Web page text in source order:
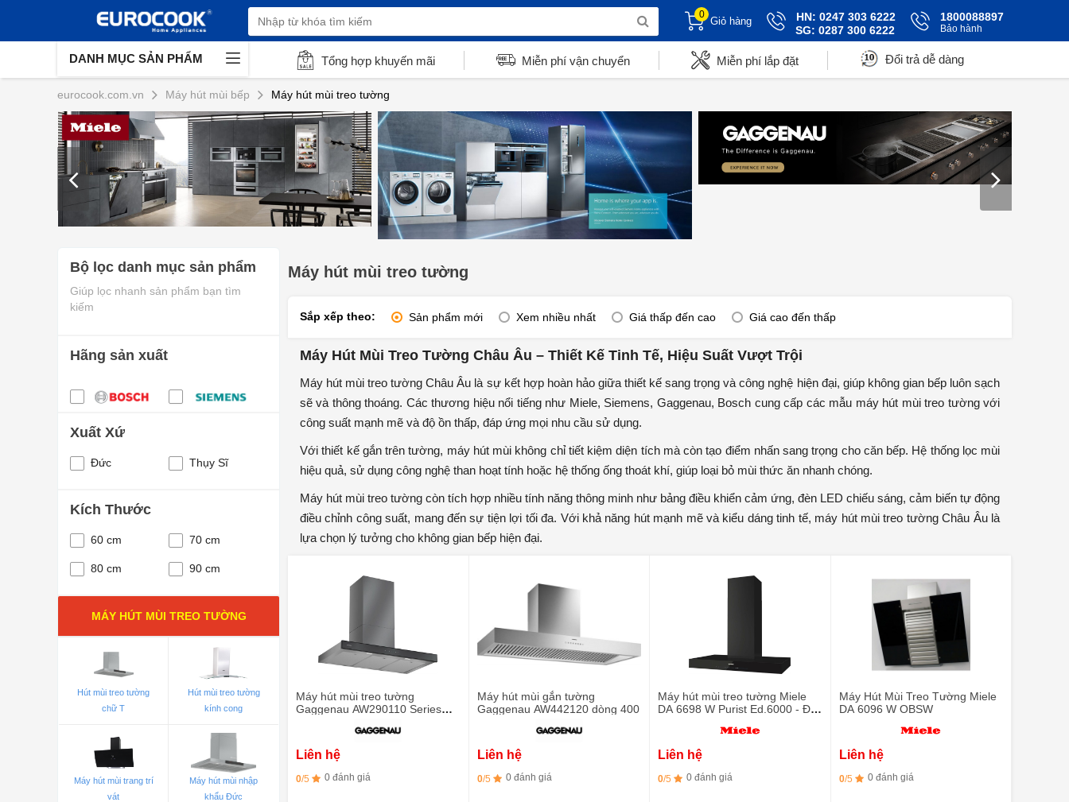
0
Giỏ hàng
HN: 0247 303 6222
SG: 0287 300 6222
1800088897
Bảo hành
DANH MỤC SẢN PHẨM Tổng hợp khuyến mãi Miễn phí vận chuyển Miễn phí lắp đặt Đổi trả dễ dàng
eurocook.com.vn Máy hút mùi bếp Máy hút mùi treo tường
Bộ lọc danh mục sản phẩm
Giúp lọc nhanh sản phẩm bạn tìm
kiếm
Hãng sản xuất
Xuất Xứ
Đức Thụy Sĩ
Kích Thước
60 cm 70 cm
80 cm 90 cm
MÁY HÚT MÙI TREO TƯỜNG
Hút mùi treo tường
chữ T
Hút mùi treo tường
kính cong
Máy hút mùi trang trí
vát
Máy hút mùi nhập
khẩu Đức
Máy hút mùi treo tường
Sắp xếp theo: Sản phẩm mới Xem nhiều nhất Giá thấp đến cao Giá cao đến thấp
Máy Hút Mùi Treo Tường Châu Âu – Thiết Kế Tinh Tế, Hiệu Suất Vượt Trội
Máy hút mùi treo tường Châu Âu là sự kết hợp hoàn hảo giữa thiết kế sang trọng và công nghệ hiện đại, giúp không gian bếp luôn sạch
sẽ và thông thoáng. Các thương hiệu nổi tiếng như Miele, Siemens, Gaggenau, Bosch cung cấp các mẫu máy hút mùi treo tường với
công suất mạnh mẽ và độ ồn thấp, đáp ứng mọi nhu cầu sử dụng.
Với thiết kế gắn trên tường, máy hút mùi không chỉ tiết kiệm diện tích mà còn tạo điểm nhấn sang trọng cho căn bếp. Hệ thống lọc mùi
hiệu quả, sử dụng công nghệ than hoạt tính hoặc hệ thống ống thoát khí, giúp loại bỏ mùi thức ăn nhanh chóng.
Máy hút mùi treo tường còn tích hợp nhiều tính năng thông minh như bảng điều khiển cảm ứng, đèn LED chiếu sáng, cảm biến tự động
điều chỉnh công suất, mang đến sự tiện lợi tối đa. Với khả năng hút mạnh mẽ và kiểu dáng tinh tế, máy hút mùi treo tường Châu Âu là
lựa chọn lý tưởng cho không gian bếp hiện đại.
Máy hút mùi treo tường
Gaggenau AW290110 Series
Liên hệ
0/5 0 đánh giá
Máy hút mùi gắn tường
Gaggenau AW442120 dòng 400
Liên hệ
0/5 0 đánh giá
Máy hút mùi treo tường Miele
DA 6698 W Purist Ed.6000 - Đá
Liên hệ
0/5 0 đánh giá
Máy Hút Mùi Treo Tường Miele
DA 6096 W OBSW
Liên hệ
0/5 0 đánh giá